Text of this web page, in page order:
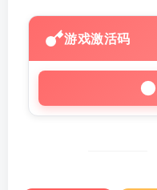
游戏激活码